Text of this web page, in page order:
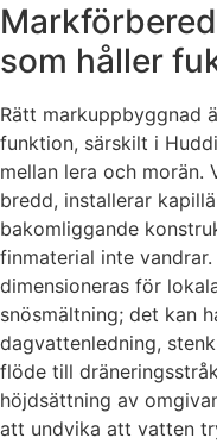
som håller
Rätt markuppbyggnad
funktion, särskilt i
mellan lera och morän.
bredd, installerar
bakomliggande
finmaterial inte
dimensioneras för
snösmältning; det kan
dagvattenledning,
flöde till
höjdsättning av
att undvika att vatten